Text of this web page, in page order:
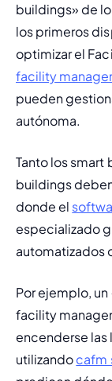
buildings» de
los primeros
optimizar el
facility
pueden
autónoma.
Tanto los
buildings
donde el
especializado
automatizados
Por ejemplo,
facility
encenderse
utilizando cafm